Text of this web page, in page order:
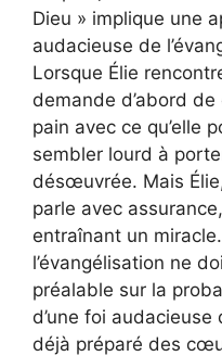
Dieu » implique une
audacieuse de
Lorsque Élie
demande d’abord
pain avec ce qu’elle
sembler lourd à
désœuvrée. Mais
parle avec
entraînant un
l’évangélisation ne
préalable sur la
d’une foi
déjà préparé des